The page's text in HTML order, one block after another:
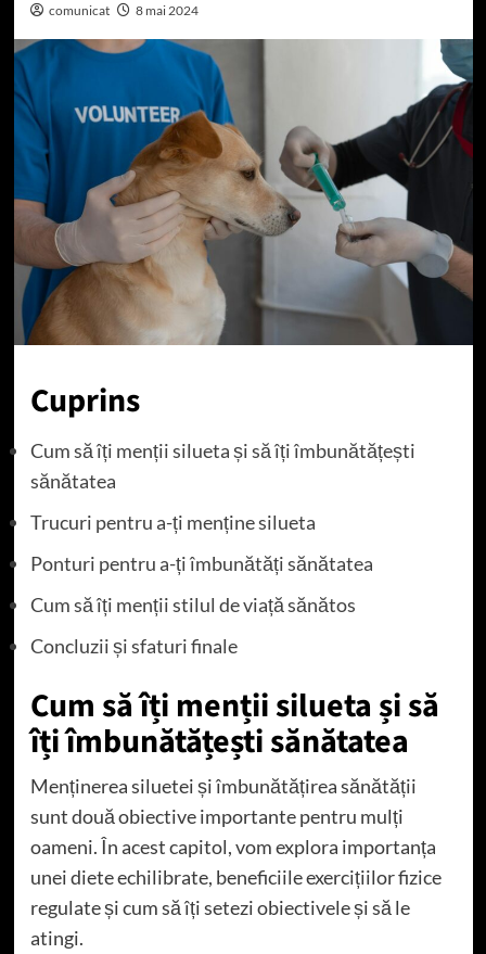
comunicat 8 mai 2024
Cuprins
Cum să îți menții silueta și să îți îmbunătățești
sănătatea
Trucuri pentru a-ți menține silueta
Ponturi pentru a-ți îmbunătăți sănătatea
Cum să îți menții stilul de viață sănătos
Concluzii și sfaturi finale
Cum să îți menții silueta și să
îți îmbunătățești sănătatea
Menținerea siluetei și îmbunătățirea sănătății
sunt două obiective importante pentru mulți
oameni. În acest capitol, vom explora importanța
unei diete echilibrate, beneficiile exercițiilor fizice
regulate și cum să îți setezi obiectivele și să le
atingi.